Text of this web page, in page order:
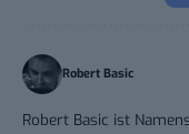
Robert Basic
Robert Basic ist